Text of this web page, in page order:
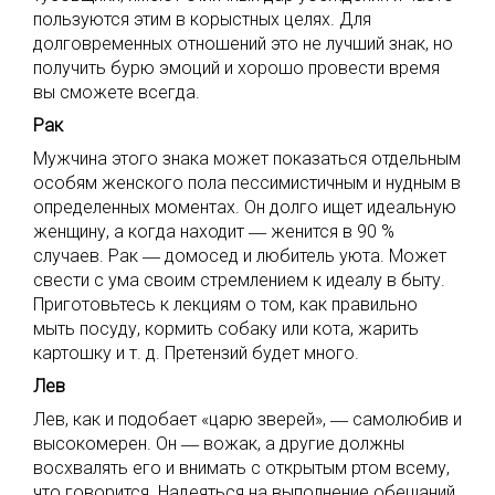
пользуются этим в корыстных целях. Для
долговременных отношений это не лучший знак, но
получить бурю эмоций и хорошо провести время
вы сможете всегда.
Рак
Мужчина этого знака может показаться отдельным
особям женского пола пессимистичным и нудным в
определенных моментах. Он долго ищет идеальную
женщину, а когда находит ― женится в 90 %
случаев. Рак ― домосед и любитель уюта. Может
свести с ума своим стремлением к идеалу в быту.
Приготовьтесь к лекциям о том, как правильно
мыть посуду, кормить собаку или кота, жарить
картошку и т. д. Претензий будет много.
Лев
Лев, как и подобает «царю зверей», ― самолюбив и
высокомерен. Он ― вожак, а другие должны
восхвалять его и внимать с открытым ртом всему,